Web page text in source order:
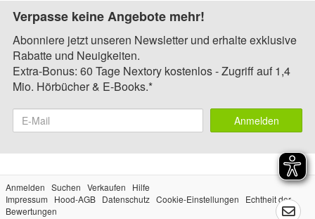
Verpasse keine Angebote mehr!
Abonniere jetzt unseren Newsletter und erhalte exklusive
Rabatte und Neuigkeiten.
Extra-Bonus: 60 Tage Nextory kostenlos - Zugriff auf 1,4
Mio. Hörbücher & E-Books.*
Anmelden
Anmelden Suchen Verkaufen
Hilfe
Impressum
Hood-AGB Datenschutz Cookie-Einstellungen
Echtheit der
Bewertungen